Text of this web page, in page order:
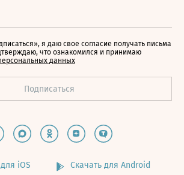
я даю свое согласие получать письма
что ознакомился и принимаю
данных
iOS Скачать для Android